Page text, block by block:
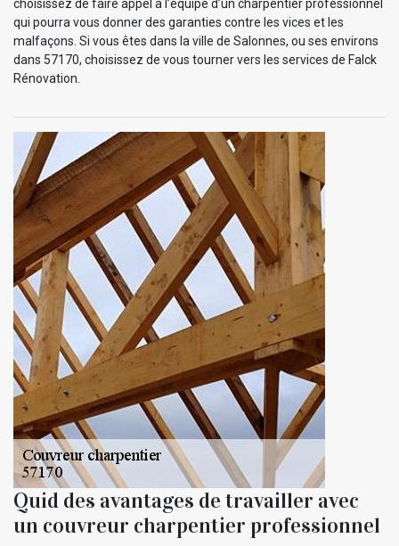
choisissez de faire appel à l’équipe d’un charpentier professionnel
qui pourra vous donner des garanties contre les vices et les
malfaçons. Si vous êtes dans la ville de Salonnes, ou ses environs
dans 57170, choisissez de vous tourner vers les services de Falck
Rénovation.
Quid des avantages de travailler avec
un couvreur charpentier professionnel